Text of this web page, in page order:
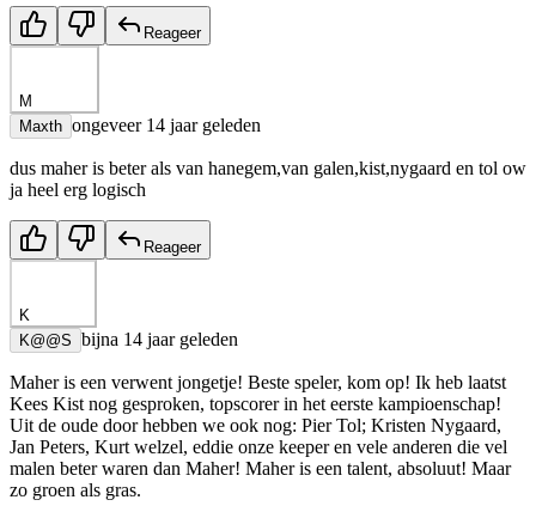
Reageer
M
Maxth ongeveer 14 jaar geleden
dus maher is beter als van hanegem,van galen,kist,nygaard en tol ow
ja heel erg logisch
Reageer
K
K@@S bijna 14 jaar geleden
Maher is een verwent jongetje! Beste speler, kom op! Ik heb laatst
Kees Kist nog gesproken, topscorer in het eerste kampioenschap!
Uit de oude door hebben we ook nog: Pier Tol; Kristen Nygaard,
Jan Peters, Kurt welzel, eddie onze keeper en vele anderen die vel
malen beter waren dan Maher! Maher is een talent, absoluut! Maar
zo groen als gras.